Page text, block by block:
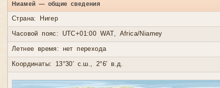
Ниамей — общие сведения
Страна: Нигер
Часовой пояс: UTC+01:00 WAT, Africa/Niamey
Летнее время: нет перехода
Координаты: 13°30′ с.ш., 2°6′ в.д.